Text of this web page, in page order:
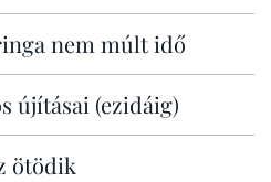
nem múlt idő
újításai (ezidáig)
ötödik